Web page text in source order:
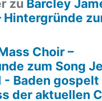
zu Barcley
Hintergründe
Choir –
zum Song
- Baden gospelt
der aktuellen